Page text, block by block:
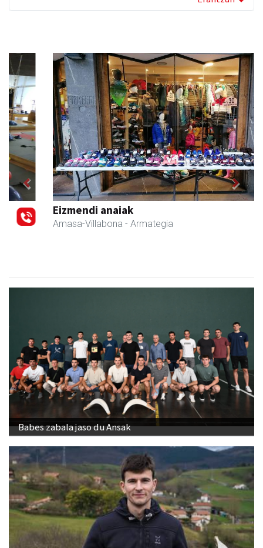
Eizmendi anaiak
Amasa-Villabona - Armategia
Previous Next
Babes zabala jaso du Ansak